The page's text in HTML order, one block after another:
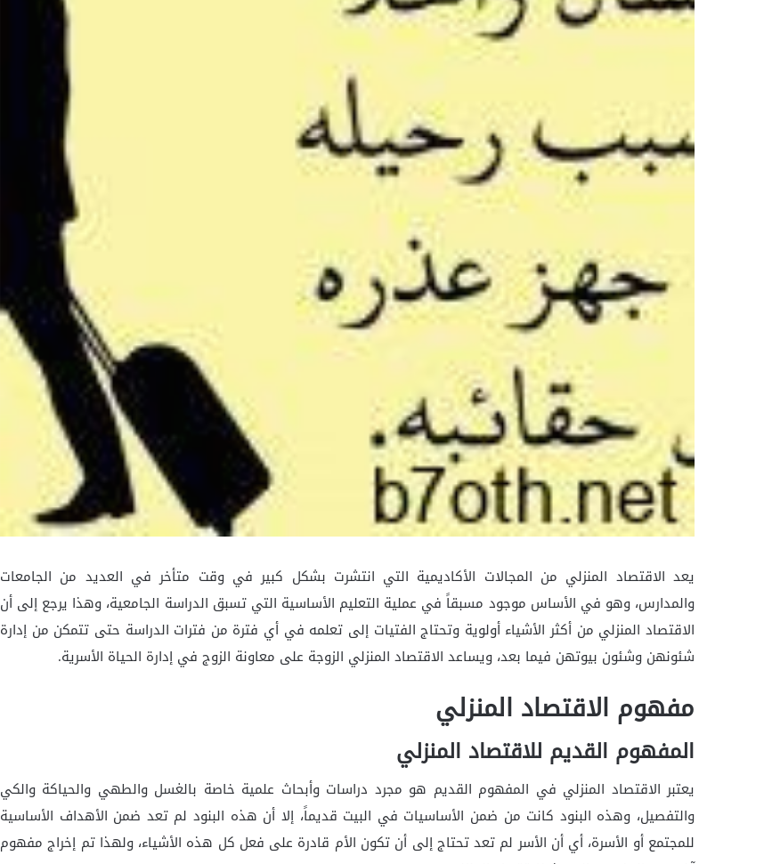
يعد الاقتصاد المنزلي من المجالات الأكاديمية التي انتشرت بشكل كبير في وقت متأخر في العديد من الجامعات
والمدارس، وهو في الأساس موجود مسبقاً في عملية التعليم الأساسية التي تسبق الدراسة الجامعية، وهذا يرجع إلى أن
الاقتصاد المنزلي من أكثر الأشياء أولوية وتحتاج الفتيات إلى تعلمه في أي فترة من فترات الدراسة حتى تتمكن من إدارة
شئونهن وشئون بيوتهن فيما بعد، ويساعد الاقتصاد المنزلي الزوجة على معاونة الزوج في إدارة الحياة الأسرية.
مفهوم الاقتصاد المنزلي
المفهوم القديم للاقتصاد المنزلي
يعتبر الاقتصاد المنزلي في المفهوم القديم هو مجرد دراسات وأبحاث علمية خاصة بالغسل والطهي والحياكة والكي
والتفصيل، وهذه البنود كانت من ضمن الأساسيات في البيت قديماً، إلا أن هذه البنود لم تعد ضمن الأهداف الأساسية
للمجتمع أو الأسرة، أي أن الأسر لم تعد تحتاج إلى أن تكون الأم قادرة على فعل كل هذه الأشياء، ولهذا تم إخراج مفهوم